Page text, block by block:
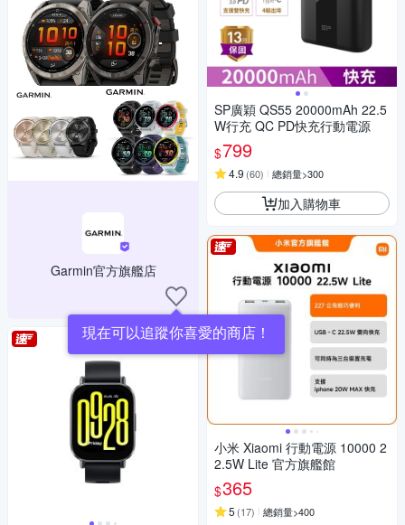
Garmin官方旗艦店
現在可以追蹤你喜愛的商店！
SP廣穎 QS55 20000mAh 22.5
W行充 QC PD快充行動電源
$799
4.9 (60) 總銷量>300
加入購物車
小米 Xiaomi 行動電源 10000 2
2.5W Lite 官方旗艦館
$365
5 (17) 總銷量>400